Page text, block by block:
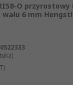
O przyrostowy
6 mm
0522333